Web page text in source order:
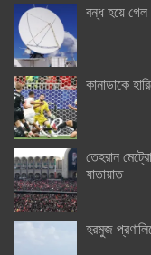
বন্ধ হয়ে
কানাডাকে
তেহরান
যাতায়াত
হরমুজ